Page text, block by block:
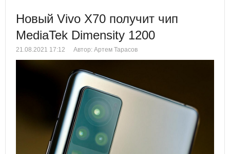
Новый Vivo X70 получит чип
MediaTek Dimensity 1200
21.08.2021 17:12 Автор: Артем Тарасов